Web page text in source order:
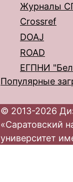
Журналы
Crossref
DOAJ
ROAD
ЕГПНИ
Популярные
© 2013-2026
«Саратовский
университет